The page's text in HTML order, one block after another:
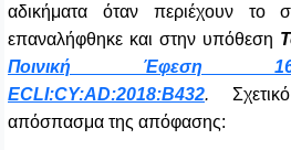
αδικήματα όταν περιέχουν το
επαναλήφθηκε και στην υπόθεση
Ποινική Έφεση
ECLI:CY:AD:2018:B432.
απόσπασμα της απόφασης: